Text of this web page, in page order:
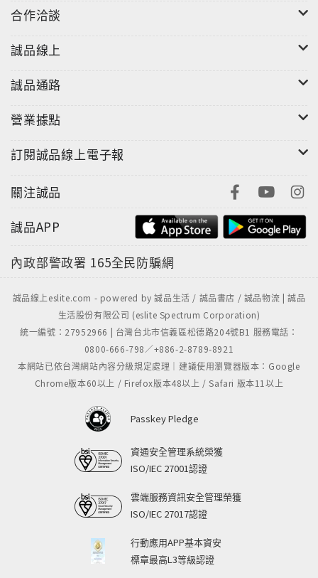
02 檳榔西施 ／Timmy Miss Bin Lang／Timmy 5'11"
Across 3'04"
05 撒旦是個說謊專家／Milk Devilisaliar／Milk 7'16"
Dribdas 7'46"
08 危險年代 ／Patrick Dangerous Time ／ Patrick
09 奇幻感受／Yannis & Darin Magimakousa／Yannis
10 Live on Tri-Media／林樹一郎 Live on Tri-Media／
合作洽談
誠品線上
誠品通路
營業據點
訂閱誠品線上電子報
關注誠品
誠品APP
內政部警政署 165全民防騙網
誠品線上eslite.com - powered by 誠品生活 / 誠品書店 / 誠品物流 | 誠品
生活股份有限公司 (eslite Spectrum Corporation)
統一編號：27952966 | 台灣台北市信義區松德路204號B1 服務電話：
0800-666-798／+886-2-8789-8921
本網站已依台灣網站內容分級規定處理｜建議使用瀏覽器版本：Google
Chrome版本60以上 / Firefox版本48以上 / Safari 版本11以上
Passkey Pledge
資通安全管理系統榮獲
ISO/IEC 27001認證
雲端服務資訊安全管理榮獲
ISO/IEC 27017認證
行動應用APP基本資安
標章最高L3等級認證